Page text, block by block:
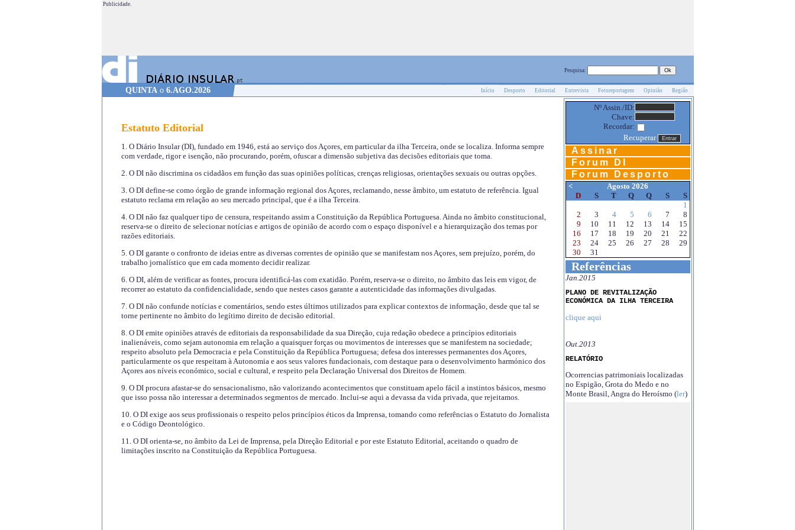
Publicidade.
Pesquisa:
QUINTA o 6.AGO.2026 Início Desporto Editorial Entrevista Fotoreportagem Opinião Região
Estatuto Editorial
1. O Diário Insular (DI), fundado em 1946, está ao serviço dos Açores, em particular da ilha Terceira, onde se localiza. Informa sempre
com verdade, rigor e isenção, não procurando, porém, ofuscar a dimensão subjetiva das decisões editoriais que toma.
2. O DI não discrimina os cidadãos em função das suas opiniões políticas, crenças religiosas, orientações sexuais ou outras opções.
3. O DI define-se como órgão de grande informação regional dos Açores, reclamando, nesse âmbito, um estatuto de referência. Igual
estatuto reclama em relação ao seu mercado principal, que é a ilha Terceira.
4. O DI não faz qualquer tipo de censura, respeitando assim a Constituição da República Portuguesa. Ainda no âmbito constitucional,
reserva-se o direito de selecionar notícias e artigos de opinião de acordo com o espaço disponível e a hierarquização dos temas por
razões editoriais.
5. O DI garante o confronto de ideias entre as diversas correntes de opinião que se manifestam nos Açores, sem prejuízo, porém, do
trabalho jornalístico que em cada momento decidir realizar.
6. O DI, além de verificar as fontes, procura identificá-las com exatidão. Porém, reserva-se o direito, no âmbito das leis em vigor, de
recorrer ao estatuto da confidencialidade, sendo que nestes casos garante a autenticidade das informações divulgadas.
7. O DI não confunde notícias e comentários, sendo estes últimos utilizados para explicar contextos de informação, desde que tal se
torne pertinente no âmbito do legítimo direito de decisão editorial.
8. O DI emite opiniões através de editoriais da responsabilidade da sua Direção, cuja redação obedece a princípios editoriais
inalienáveis, como sejam autonomia em relação a quaisquer forças ou movimentos de interesses que se manifestem na sociedade;
respeito absoluto pela Democracia e pela Constituição da República Portuguesa; defesa dos interesses permanentes dos Açores,
particularmente os que respeitam à Autonomia e aos seus valores fundacionais, com destaque para o desenvolvimento harmónico dos
Açores aos níveis económico, social e cultural, e respeito pela Declaração Universal dos Direitos de Homem.
9. O DI procura afastar-se do sensacionalismo, não valorizando acontecimentos que constituam apelo fácil a instintos básicos, mesmo
que isso possa não interessar a determinados segmentos de mercado. Inclui-se aqui a devassa da vida privada, que rejeitamos.
10. O DI exige aos seus profissionais o respeito pelos princípios éticos da Imprensa, tomando como referências o Estatuto do Jornalista
e o Código Deontológico.
11. O DI orienta-se, no âmbito da Lei de Imprensa, pela Direção Editorial e por este Estatuto Editorial, aceitando o quadro de
limitações inscrito na Constituição da República Portuguesa.
Nº Assin./ID:
Chave:
Recordar:
Recuperar
Assinar
Forum DI
Forum Desporto
<
Agosto 2026
D
S T Q Q S
S
1
2
3 4 5 6 7
8
9
10 11 12 13 14
15
16
17 18 19 20 21
22
23
24 25 26 27 28
29
30
31
Referências
Jan.2015
PLANO DE REVITALIZAÇÃO
ECONÓMICA DA ILHA TERCEIRA
clique aqui
Out.2013
RELATÓRIO
Ocorrencias patrimoniais localizadas
no Espigão, Grota do Medo e no
Monte Brasil, Angra do Heroísmo (ler)